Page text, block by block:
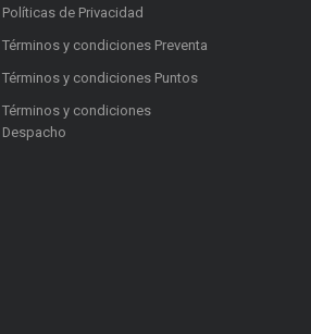
Políticas de Privacidad
Términos y condiciones Preventa
Términos y condiciones Puntos
Términos y condiciones
Despacho